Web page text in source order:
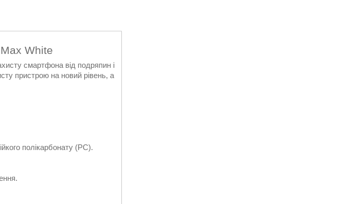
White
смартфона від подряпин і
пристрою на новий рівень, а
полікарбонату (PC).